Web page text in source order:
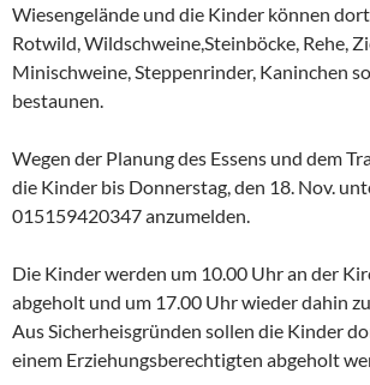
Wiesengelände und die Kinder können dort
Rotwild, Wildschweine,Steinböcke, Rehe,
Minischweine, Steppenrinder, Kaninchen
bestaunen.
Wegen der Planung des Essens und dem
die Kinder bis Donnerstag, den 18. Nov.
015159420347 anzumelden.
Die Kinder werden um 10.00 Uhr an der
abgeholt und um 17.00 Uhr wieder dahin
Aus Sicherheisgründen sollen die Kinder
einem Erziehungsberechtigten abgeholt